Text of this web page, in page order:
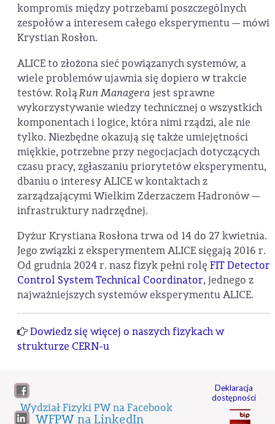
kompromis między potrzebami poszczególnych
zespołów a interesem całego eksperymentu — mówi
Krystian Rosłon.
ALICE to złożona sieć powiązanych systemów, a
wiele problemów ujawnia się dopiero w trakcie
testów. RoląRun Managera jest sprawne
wykorzystywanie wiedzy technicznej o wszystkich
komponentach i logice, która nimi rządzi, ale nie
tylko. Niezbędne okazują się także umiejętności
miękkie, potrzebne przy negocjacjach dotyczących
czasu pracy, zgłaszaniu priorytetów eksperymentu,
dbaniu o interesy ALICE w kontaktach z
zarządzającymi Wielkim Zderzaczem Hadronów —
infrastruktury nadrzędnej.
Dyżur Krystiana Rosłona trwa od 14 do 27 kwietnia.
Jego związki z eksperymentem ALICE sięgają 2016 r.
Od grudnia 2024 r. nasz fizyk pełni rolę FIT Detector
Control System Technical Coordinator, jednego z
najważniejszych systemów eksperymentu ALICE.
Dowiedz się więcej o naszych fizykach w
strukturze CERN-u
Wydział Fizyki PW na Facebook
WFPW na LinkedIn
Deklaracja
dostępności